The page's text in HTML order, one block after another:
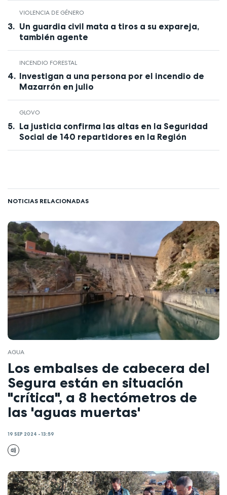
VIOLENCIA DE GÉNERO
Un guardia civil mata a tiros a su expareja,
también agente
INCENDIO FORESTAL
Investigan a una persona por el incendio de
Mazarrón en julio
GLOVO
La justicia confirma las altas en la Seguridad
Social de 140 repartidores en la Región
NOTICIAS RELACIONADAS
AGUA
Los embalses de cabecera del
Segura están en situación
"crítica", a 8 hectómetros de
las 'aguas muertas'
19 SEP 2024 - 13:59